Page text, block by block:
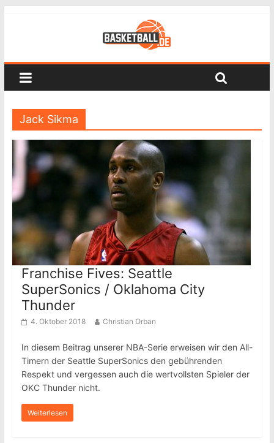
Jack Sikma
Franchise Fives: Seattle
SuperSonics / Oklahoma City
Thunder
4. Oktober 2018 Christian Orban
In diesem Beitrag unserer NBA-Serie erweisen wir den All-
Timern der Seattle SuperSonics den gebührenden
Respekt und vergessen auch die wertvollsten Spieler der
OKC Thunder nicht.
Weiterlesen